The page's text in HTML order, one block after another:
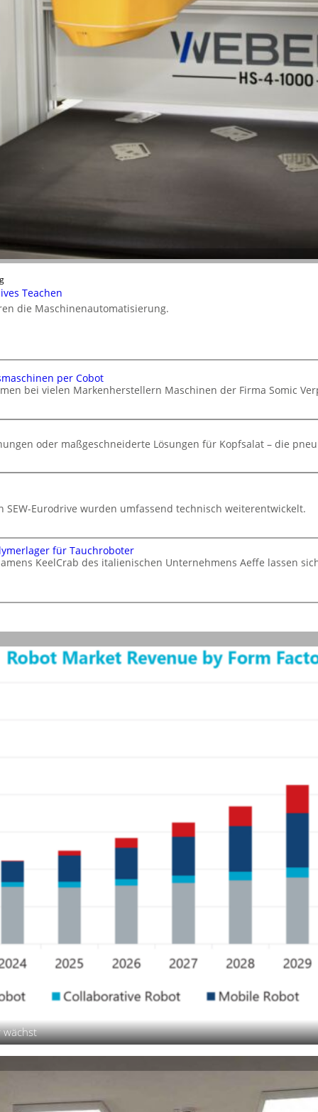
Teachen
die Maschinenautomatisierung.
per Cobot
bei vielen Markenherstellern Maschinen der Firma Somic
oder maßgeschneiderte Lösungen für Kopfsalat – die
SEW-Eurodrive wurden umfassend technisch weiterentwickelt.
für Tauchroboter
KeelCrab des italienischen Unternehmens Aeffe lassen